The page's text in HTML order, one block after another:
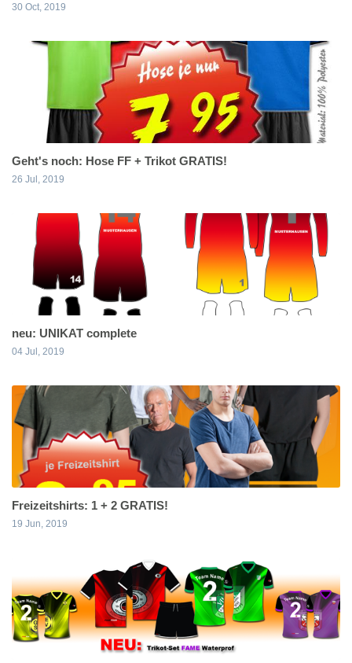
30 Oct, 2019
Geht's noch: Hose FF + Trikot GRATIS!
26 Jul, 2019
neu: UNIKAT complete
04 Jul, 2019
Freizeitshirts: 1 + 2 GRATIS!
19 Jun, 2019